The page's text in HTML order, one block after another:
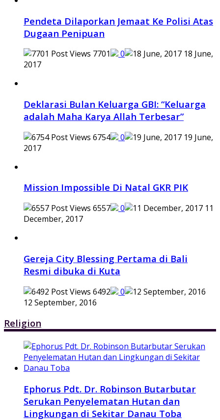
Pendeta Dilaporkan Jemaat Ke Polisi Atas
Dugaan Penipuan
7701 0
18 June,
2017
Deklarasi Bulan Keluarga GBI: “Keluarga
adalah Maha Karya Allah Terbesar”
6754 0
19 June,
2017
Mission Impossible Di Natal GKR PIK
6557 0
11
December, 2017
Gereja City Blessing Pertama di Bali
Resmi dibuka di Kuta
6492
0
12 September, 2016
Religion
Ephorus Pdt. Dr. Robinson Butarbutar
Serukan Penyelematan Hutan dan
Lingkungan di Sekitar Danau Toba